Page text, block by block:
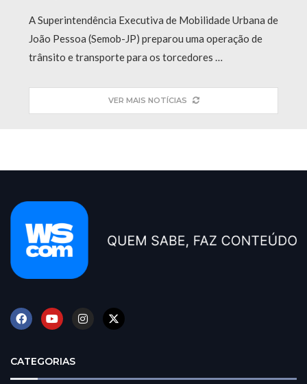
A Superintendência Executiva de Mobilidade Urbana de
João Pessoa (Semob-JP) preparou uma operação de
trânsito e transporte para os torcedores …
VER MAIS NOTÍCIAS
CATEGORIAS